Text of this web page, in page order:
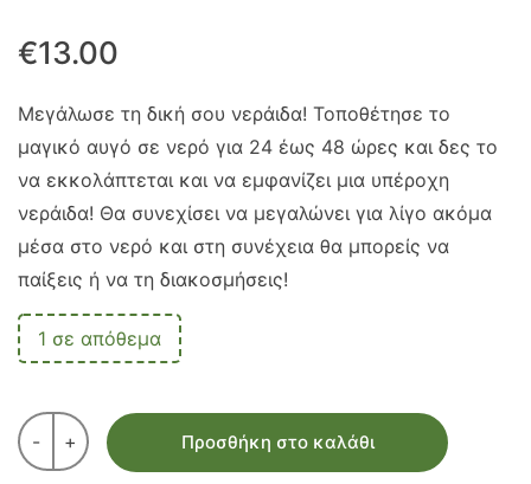
€13.00
Μεγάλωσε τη δική σου νεράιδα! Τοποθέτησε το
μαγικό αυγό σε νερό για 24 έως 48 ώρες και δες το
να εκκολάπτεται και να εμφανίζει μια υπέροχη
νεράιδα! Θα συνεχίσει να μεγαλώνει για λίγο ακόμα
μέσα στο νερό και στη συνέχεια θα μπορείς να
παίξεις ή να τη διακοσμήσεις!
1 σε απόθεμα
- + Προσθήκη στο καλάθι